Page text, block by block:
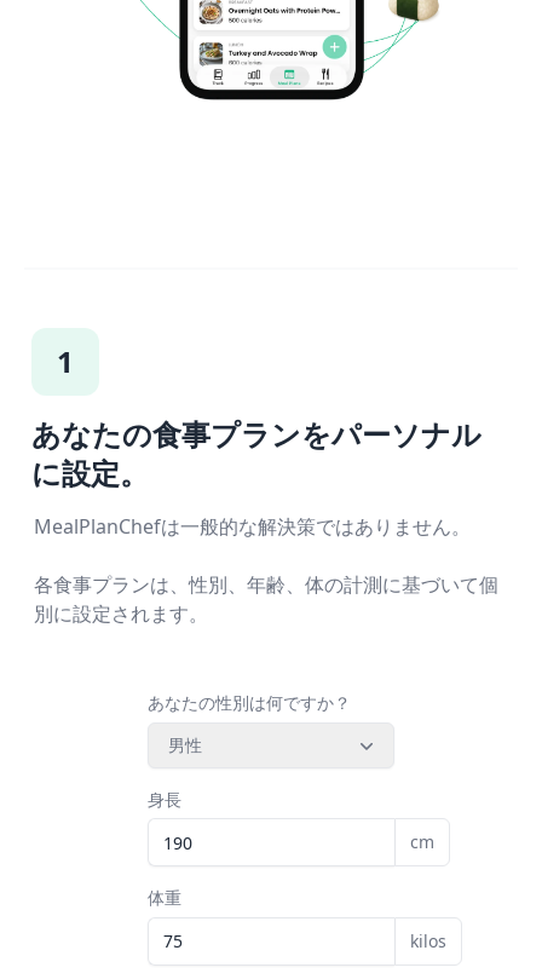
1
あなたの食事プランをパーソナル
に設定。
MealPlanChefは一般的な解決策ではありません。
各食事プランは、性別、年齢、体の計測に基づいて個
別に設定されます。
あなたの性別は何ですか？
男性
身長
cm
体重
kilos